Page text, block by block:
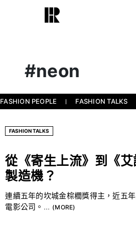
#neon
FASHION PEOPLE FASHION TALKS
FASHION TALKS
從《寄生上流》到《
製造機？
連續五年的坎城金棕櫚獎得主，近五
電影公司。...